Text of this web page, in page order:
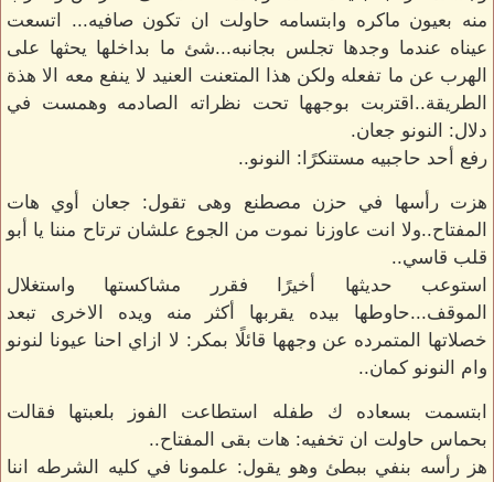
منه بعيون ماكره وابتسامه حاولت ان تكون صافيه... اتسعت
عيناه عندما وجدها تجلس بجانبه...شئ ما بداخلها يحثها على
الهرب عن ما تفعله ولكن هذا المتعنت العنيد لا ينفع معه الا هذة
الطريقة..اقتربت بوجهها تحت نظراته الصادمه وهمست في
دلال: النونو جعان.
رفع أحد حاجبيه مستنكرًا: النونو..
هزت رأسها في حزن مصطنع وهى تقول: جعان أوي هات
المفتاح..ولا انت عاوزنا نموت من الجوع علشان ترتاح مننا يا أبو
قلب قاسي..
استوعب حديثها أخيرًا فقرر مشاكستها واستغلال
الموقف...حاوطها بيده يقربها أكثر منه ويده الاخرى تبعد
خصلاتها المتمرده عن وجهها قائلًا بمكر: لا ازاي احنا عيونا لنونو
وام النونو كمان..
ابتسمت بسعاده ك طفله استطاعت الفوز بلعبتها فقالت
بحماس حاولت ان تخفيه: هات بقى المفتاح..
هز رأسه بنفي ببطئ وهو يقول: علمونا في كليه الشرطه اننا